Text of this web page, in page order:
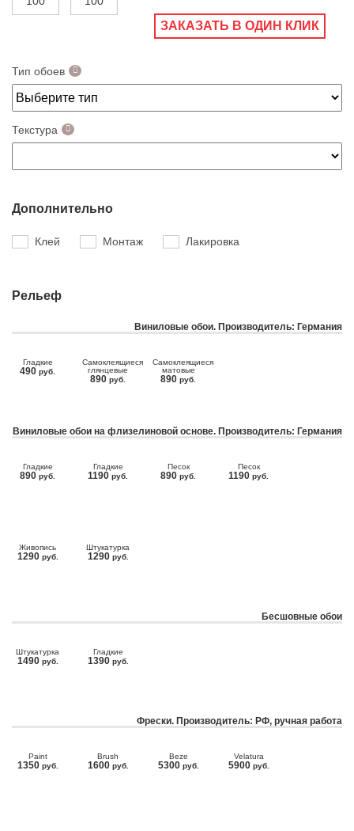
ЗАКАЗАТЬ В ОДИН КЛИК
Тип обоев
Текстура
Дополнительно
Клей Монтаж Лакировка
Рельеф
Виниловые обои. Производитель: Германия
Гладкие
490 руб.
Самоклеящиеся
глянцевые
890 руб.
Самоклеящиеся
матовые
890 руб.
Виниловые обои на флизелиновой основе. Производитель: Германия
Гладкие
890 руб.
Гладкие
1190 руб.
Песок
890 руб.
Песок
1190 руб.
Живопись
1290 руб.
Штукатурка
1290 руб.
Бесшовные обои
Штукатурка
1490 руб.
Гладкие
1390 руб.
Фрески. Производитель: РФ, ручная работа
Paint
1350 руб.
Brush
1600 руб.
Beze
5300 руб.
Velatura
5900 руб.